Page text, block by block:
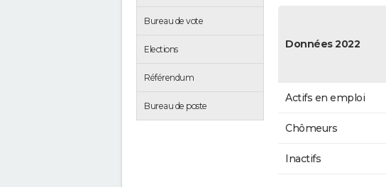
Bureau de vote
Elections
Référendum
Bureau de poste
Données 2022
Actifs en emploi
Chômeurs
Inactifs